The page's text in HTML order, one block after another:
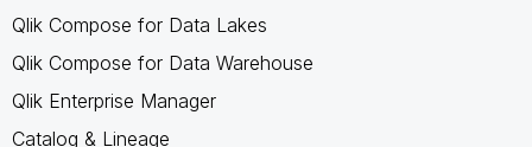
Qlik Compose for Data Lakes
Qlik Compose for Data Warehouse
Qlik Enterprise Manager
Catalog & Lineage